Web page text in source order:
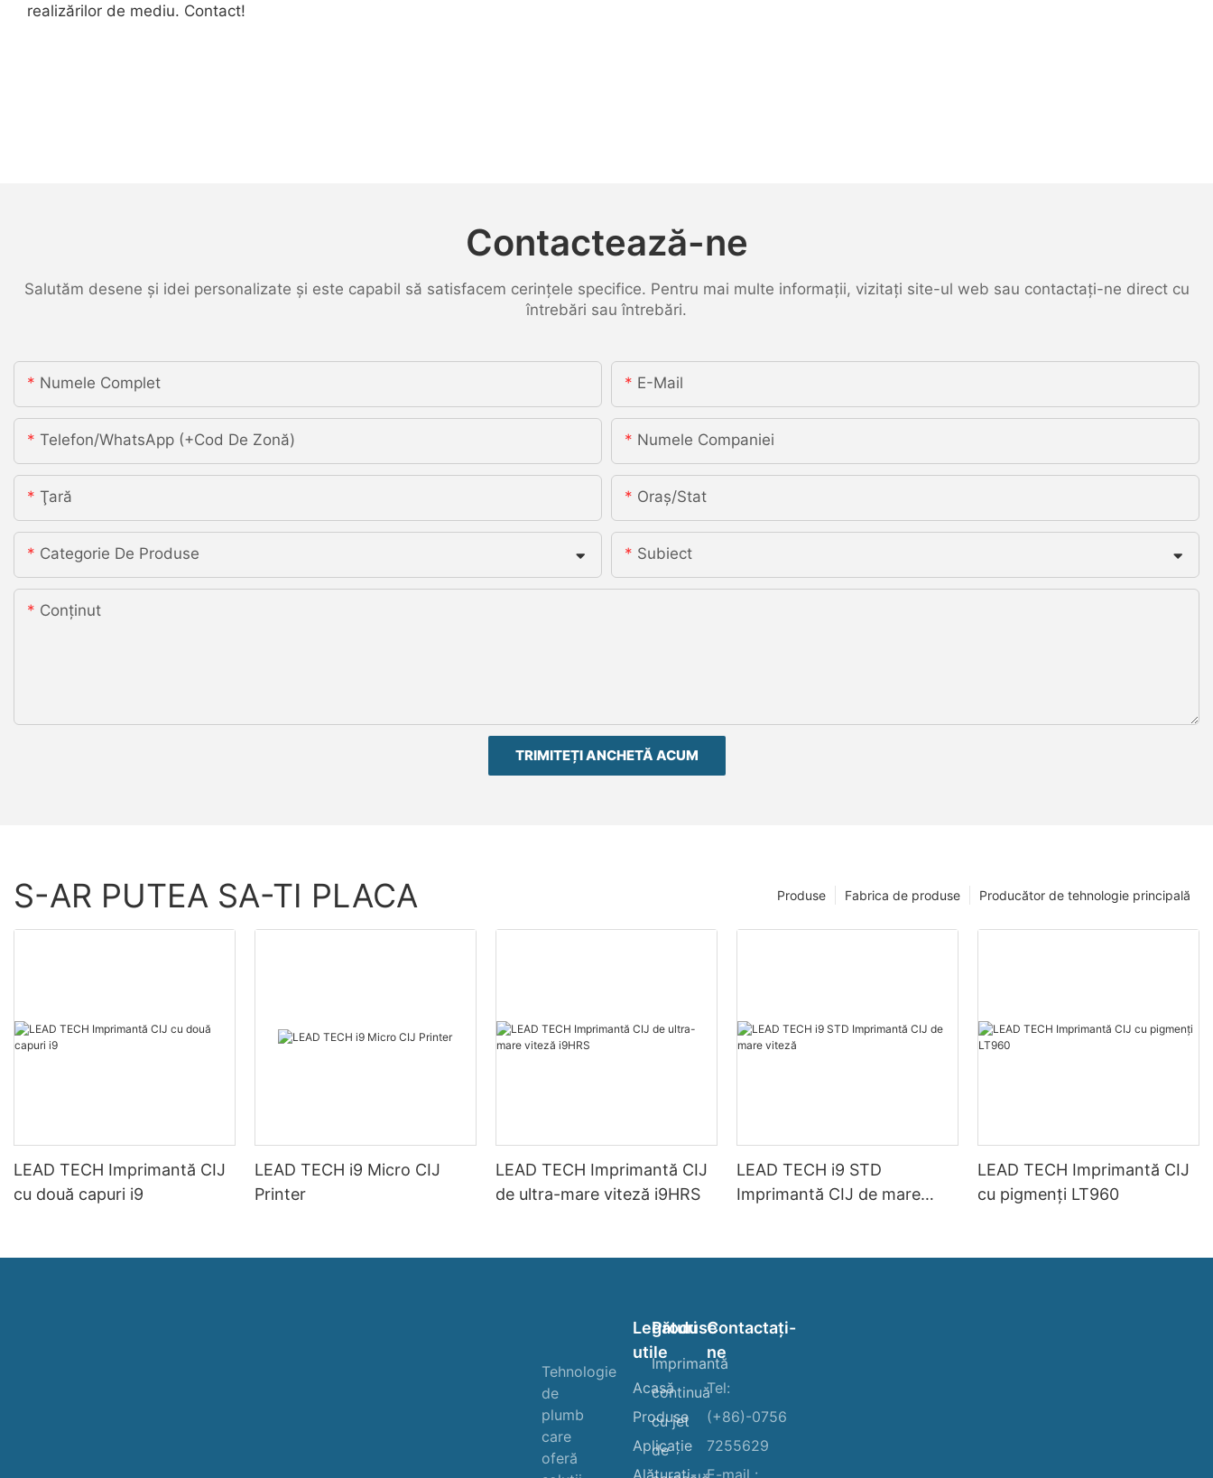
realizărilor de mediu. Contact!
Contactează-ne
Salutăm desene și idei personalizate și este capabil să satisfacem cerințele specifice. Pentru mai multe informații, vizitați site-ul web sau contactați-ne direct cu
întrebări sau întrebări.
Numele Complet E-Mail
Telefon/WhatsApp (+Cod De Zonă) Numele Companiei
Ţară Oraș/stat
Categorie De Produse Subiect
Conţinut
TRIMITEȚI ANCHETĂ ACUM
S-AR PUTEA SA-TI PLACA Producător de tehnologie principală
Fabrica de produse
Produse
LEAD TECH Imprimantă CIJ
cu două capuri i9
LEAD TECH i9 Micro CIJ
Printer
LEAD TECH Imprimantă CIJ
de ultra-mare viteză i9HRS
LEAD TECH i9 STD
Imprimantă CIJ de mare
LEAD TECH Imprimantă CIJ
cu pigmenți LT960
Tehnologie
de
plumb
care
oferă
Legături
utile
Acasă
Produse
Aplicație
Alăturaţi-
Produse
Imprimantă
continuă
cu jet
de
Contactaţi-
ne
Tel:
(+86)-0756
7255629
E-mail :